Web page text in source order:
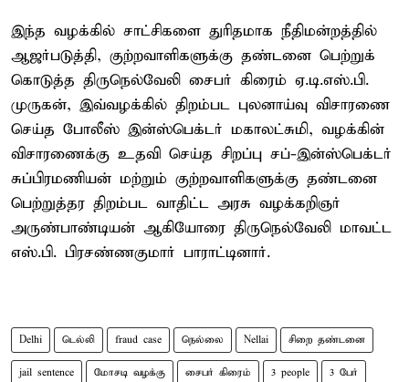
இந்த வழக்கில் சாட்சிகளை துரிதமாக நீதிமன்றத்தில்
ஆஜர்படுத்தி, குற்றவாளிகளுக்கு தண்டனை பெற்றுக்
கொடுத்த திருநெல்வேலி சைபர் கிரைம் ஏ.டி.எஸ்.பி.
முருகன், இவ்வழக்கில் திறம்பட புலனாய்வு விசாரணை
செய்த போலீஸ் இன்ஸ்பெக்டர் மகாலட்சுமி, வழக்கின்
விசாரணைக்கு உதவி செய்த சிறப்பு சப்-இன்ஸ்பெக்டர்
சுப்பிரமணியன் மற்றும் குற்றவாளிகளுக்கு தண்டனை
பெற்றுத்தர திறம்பட வாதிட்ட அரசு வழக்கறிஞர்
அருண்பாண்டியன் ஆகியோரை திருநெல்வேலி மாவட்ட
எஸ்.பி. பிரசண்ணகுமார் பாராட்டினார்.
Delhi டெல்லி fraud case நெல்லை Nellai சிறை தண்டனை
jail sentence மோசடி வழக்கு சைபர் கிரைம் 3 people 3 பேர்